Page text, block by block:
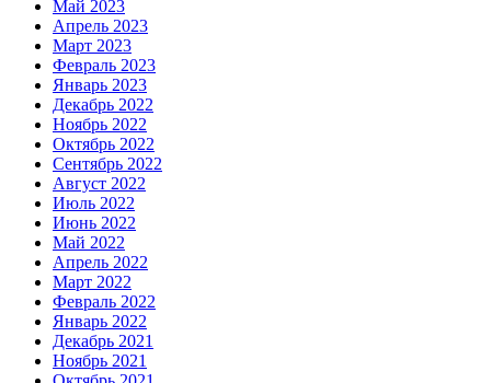
Май 2023
Апрель 2023
Март 2023
Февраль 2023
Январь 2023
Декабрь 2022
Ноябрь 2022
Октябрь 2022
Сентябрь 2022
Август 2022
Июль 2022
Июнь 2022
Май 2022
Апрель 2022
Март 2022
Февраль 2022
Январь 2022
Декабрь 2021
Ноябрь 2021